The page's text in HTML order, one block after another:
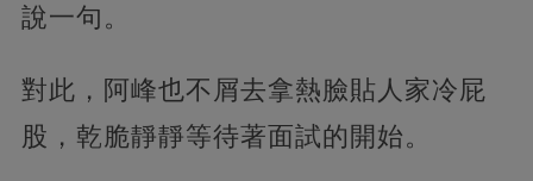
說一句。
對此，阿峰也不屑去拿熱臉貼人家冷屁
股，乾脆靜靜等待著面試的開始。